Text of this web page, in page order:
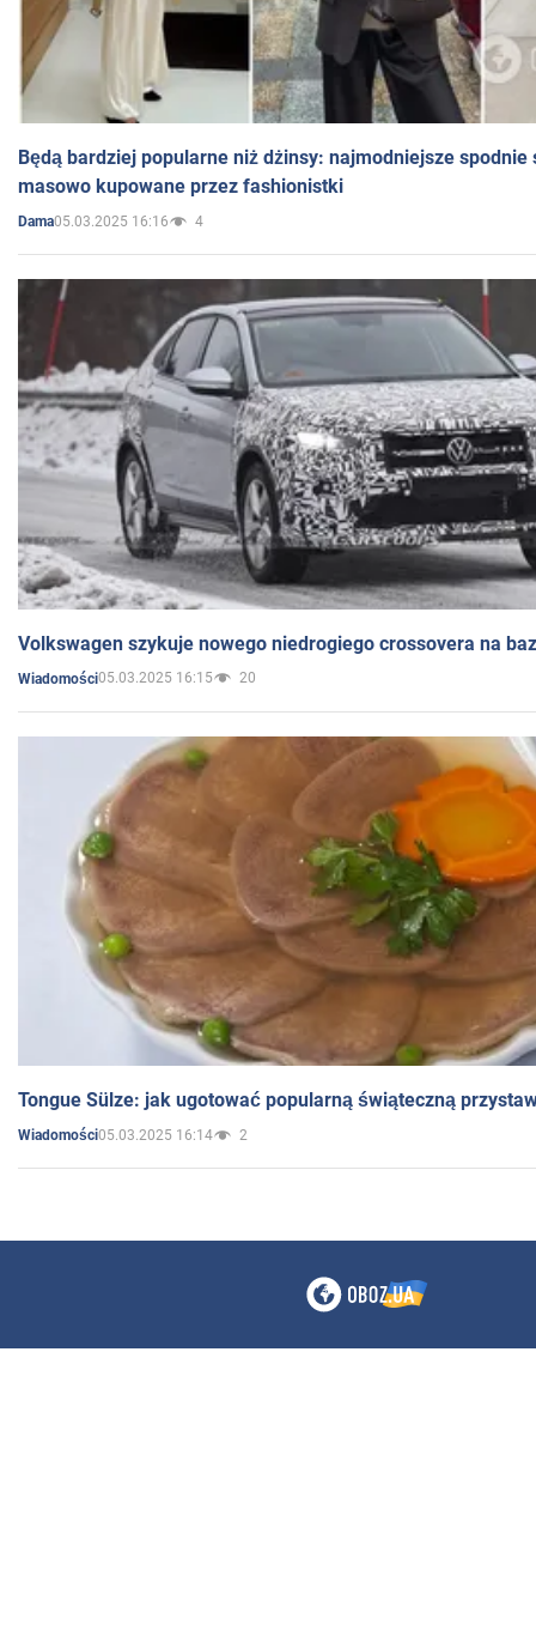
Będą bardziej popularne niż dżinsy: najmodniejsze spodnie
masowo kupowane przez fashionistki
Dama05.03.2025 16:16 4
Volkswagen szykuje nowego niedrogiego crossovera na
Wiadomości05.03.2025 16:15 20
Tongue Sülze: jak ugotować popularną świąteczną
Wiadomości05.03.2025 16:14 2